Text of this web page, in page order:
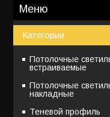
Категории
Потолочные
встраиваемые
Потолочные
накладные
Теневой профиль